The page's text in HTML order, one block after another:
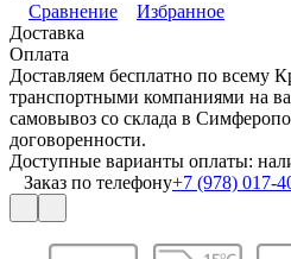
Сравнение
Избранное
Доставка
Оплата
Доставляем бесплатно по всему
транспортными компаниями на
самовывоз со склада в
договоренности.
Доступные варианты оплаты:
Заказ по телефону+7 (978) 017-